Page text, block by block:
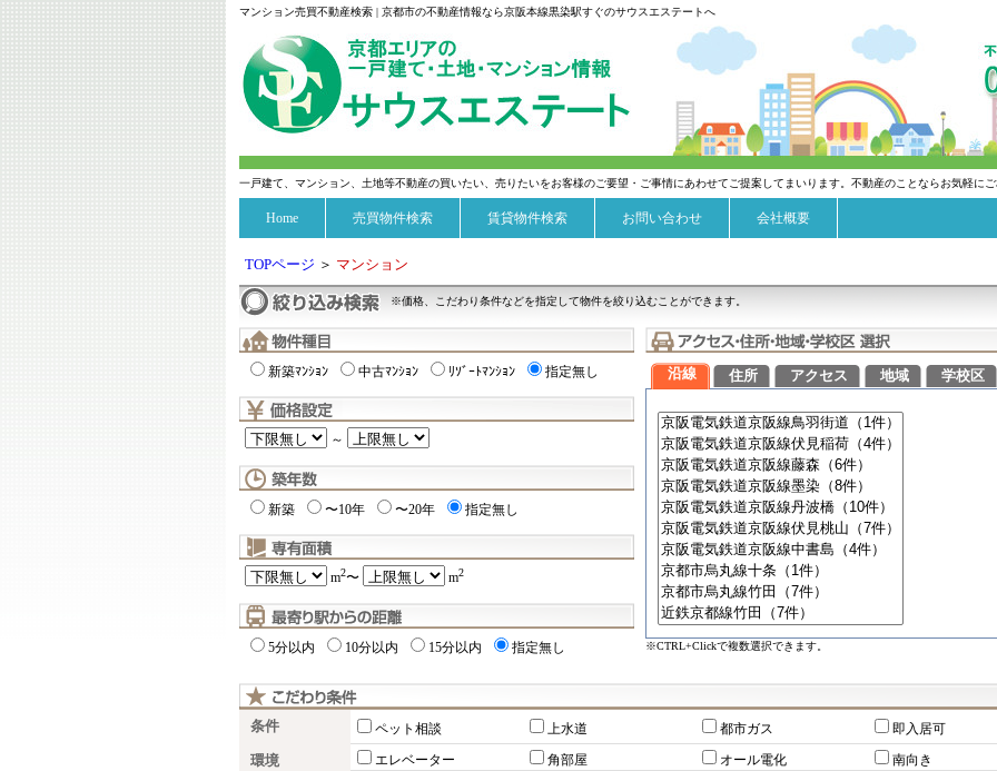
マンション売買不動産検索 | 京都市の不動産情報なら京阪本線黒染駅すぐのサウスエステートへ
一戸建て、マンション、土地等不動産の買いたい、売りたいをお客様のご要望・ご事情にあわせてご提案してまいります。不動産のことならお気軽に
Home 売買物件検索 賃貸物件検索 お問い合わせ 会社概要
TOPページ ＞ マンション
※価格、こだわり条件などを指定して物件を絞り込むことができます。
新築ﾏﾝｼｮﾝ 中古ﾏﾝｼｮﾝ ﾘｿﾞｰﾄﾏﾝｼｮﾝ 指定無し
～
新築 〜10年 〜20年 指定無し
m2〜 m2
5分以内 10分以内 15分以内 指定無し
沿線 住所 アクセス 地域 学校区
※CTRL+Clickで複数選択できます。
条件 ペット相談 上水道 都市ガス 即入居可
環境 エレベーター 角部屋 オール電化
南向き